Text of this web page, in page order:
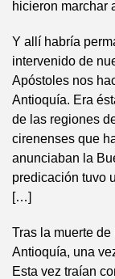
hicieron marchar
Y allí habría
intervenido de
Apóstoles nos
Antioquía. Era
de las regiones
cirenenses que
anunciaban la
predicación tuvo
[…]
Tras la muerte
Antioquía, una
Esta vez traían